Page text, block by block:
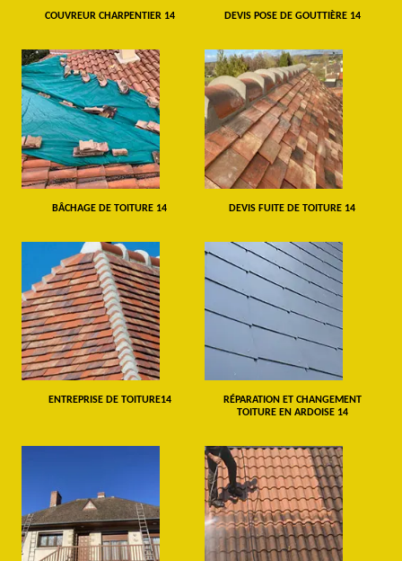
COUVREUR CHARPENTIER 14 DEVIS POSE DE GOUTTIÈRE 14
BÂCHAGE DE TOITURE 14 DEVIS FUITE DE TOITURE 14
ENTREPRISE DE TOITURE14
RÉPARATION ET CHANGEMENT
TOITURE EN ARDOISE 14